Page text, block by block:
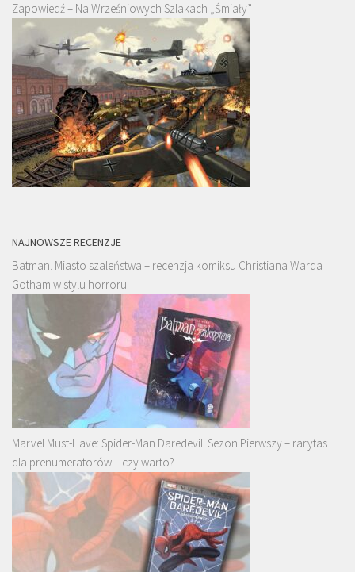
Zapowiedź – Na Wrześniowych Szlakach „Śmiały”
NAJNOWSZE RECENZJE
Batman. Miasto szaleństwa – recenzja komiksu Christiana Warda |
Gotham w stylu horroru
Marvel Must-Have: Spider-Man Daredevil. Sezon Pierwszy – rarytas
dla prenumeratorów – czy warto?